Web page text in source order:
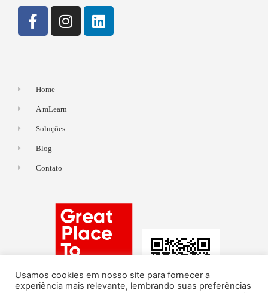
Home
A mLearn
Soluções
Blog
Contato
Usamos cookies em nosso site para fornecer a
experiência mais relevante, lembrando suas preferências